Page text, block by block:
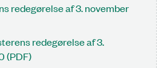
redegørelse af 3. november
redegørelse af 3.
(PDF)